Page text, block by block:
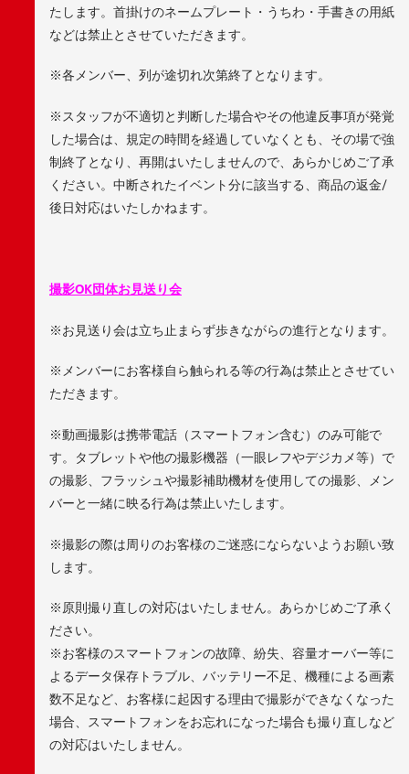
たします。首掛けのネームプレート・うちわ・手書きの用紙
などは禁止とさせていただきます。
※各メンバー、列が途切れ次第終了となります。
※スタッフが不適切と判断した場合やその他違反事項が発覚
した場合は、規定の時間を経過していなくとも、その場で強
制終了となり、再開はいたしませんので、あらかじめご了承
ください。中断されたイベント分に該当する、商品の返金/
後日対応はいたしかねます。
撮影OK団体お見送り会
※お見送り会は立ち止まらず歩きながらの進行となります。
※メンバーにお客様自ら触られる等の行為は禁止とさせてい
ただきます。
※動画撮影は携帯電話（スマートフォン含む）のみ可能で
す。タブレットや他の撮影機器（一眼レフやデジカメ等）で
の撮影、フラッシュや撮影補助機材を使用しての撮影、メン
バーと一緒に映る行為は禁止いたします。
※撮影の際は周りのお客様のご迷惑にならないようお願い致
します。
※原則撮り直しの対応はいたしません。あらかじめご了承く
ださい。
※お客様のスマートフォンの故障、紛失、容量オーバー等に
よるデータ保存トラブル、バッテリー不足、機種による画素
数不足など、お客様に起因する理由で撮影ができなくなった
場合、スマートフォンをお忘れになった場合も撮り直しなど
の対応はいたしません。